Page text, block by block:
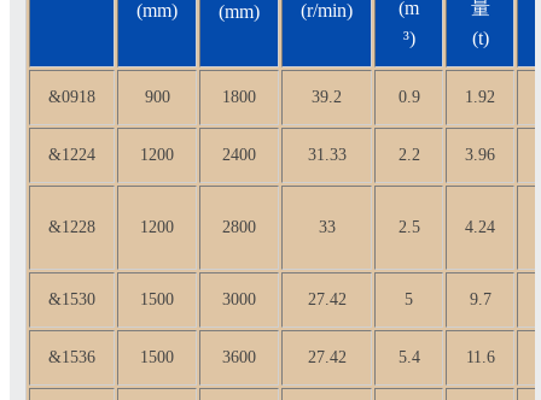
(m
³)
量
(t)
(mm) (mm) (r/min)
&0918 900 1800 39.2 0.9 1.92
&1224 1200 2400 31.33 2.2 3.96
&1228 1200 2800 33 2.5 4.24
&1530 1500 3000 27.42 5 9.7
&1536 1500 3600 27.42 5.4 11.6